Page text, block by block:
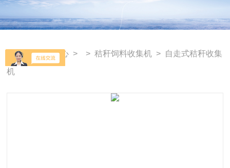
首页 >产品中心 > >秸秆饲料收集机 > 自走式秸秆收集
机